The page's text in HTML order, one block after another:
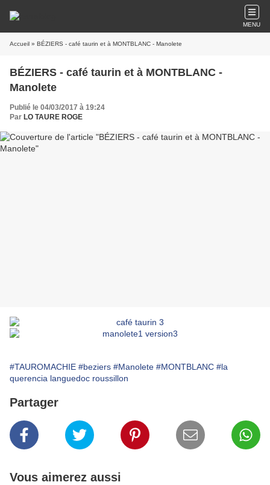
MENU
Accueil » BÉZIERS - café taurin et à MONTBLANC - Manolete
BÉZIERS - café taurin et à MONTBLANC -
Manolete
Publié le 04/03/2017 à 19:24
Par LO TAURE ROGE
#TAUROMACHIE #beziers #Manolete #MONTBLANC #la
querencia languedoc roussillon
Partager
Vous aimerez aussi